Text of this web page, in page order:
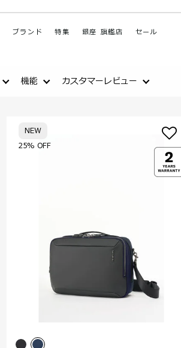
ブランド 特集 銀座 旗艦店 セール
機能 カスタマーレビュー
25% OFF
NEW